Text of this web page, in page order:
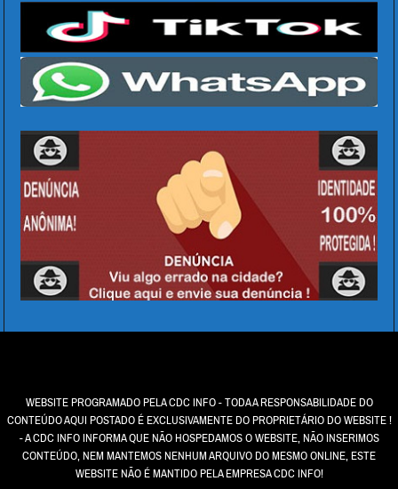
WEBSITE PROGRAMADO PELA CDC INFO - TODA A RESPONSABILIDADE DO
CONTEÚDO AQUI POSTADO É EXCLUSIVAMENTE DO PROPRIETÁRIO DO WEBSITE !
- A CDC INFO INFORMA QUE NÃO HOSPEDAMOS O WEBSITE, NÃO INSERIMOS
CONTEÚDO, NEM MANTEMOS NENHUM ARQUIVO DO MESMO ONLINE, ESTE
WEBSITE NÃO É MANTIDO PELA EMPRESA CDC INFO!